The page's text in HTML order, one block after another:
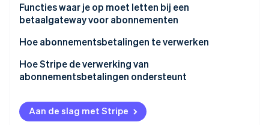
1. De klant registreert zich
2. Tokenisatie versleutelt betaalgegevens
3. Het abonnementsbeheersysteem slaat
abonnementsgegevens op.
4. De betaalgateway en verwerker handelen de
aanvraag voor betaling af
5. De transactie is geautoriseerd
Functies waar je op moet letten bij een
betaalgateway voor abonnementen
Hoe abonnementsbetalingen te verwerken
Hoe Stripe de verwerking van
abonnementsbetalingen ondersteunt
Aan de slag met Stripe